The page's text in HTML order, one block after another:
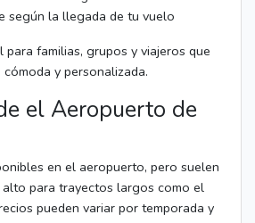
según la llegada de tu vuelo
para familias, grupos y viajeros que
y personalizada.
el Aeropuerto de
en el aeropuerto, pero suelen
para trayectos largos como el
pueden variar por temporada y